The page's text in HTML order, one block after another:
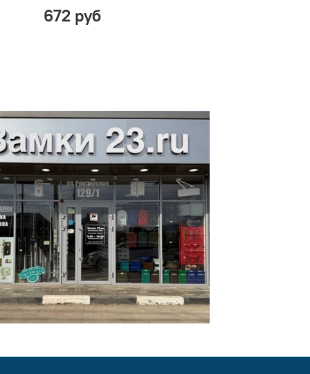
672 руб